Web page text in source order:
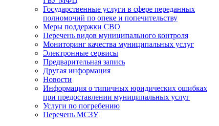
Государственные услуги в сфере переданных
полномочий по опеке и попечительству
Меры поддержки СВО
Перечень видов муниципального контроля
Мониторинг качества муниципальных услуг
Электронные сервисы
Предварительная запись
Другая информация
Новости
Информация о типичных юридических ошибках
при предоставлении муниципальных услуг
Услуги по погребению
Перечень МСЗУ